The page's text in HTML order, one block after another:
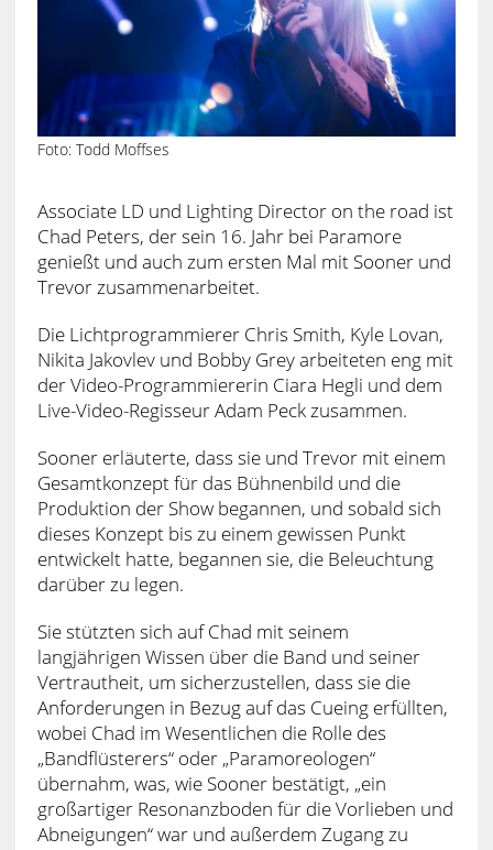
Foto: Todd Moffses
Associate LD und Lighting Director on the road ist
Chad Peters, der sein 16. Jahr bei Paramore
genießt und auch zum ersten Mal mit Sooner und
Trevor zusammenarbeitet.
Die Lichtprogrammierer Chris Smith, Kyle Lovan,
Nikita Jakovlev und Bobby Grey arbeiteten eng mit
der Video-Programmiererin Ciara Hegli und dem
Live-Video-Regisseur Adam Peck zusammen.
Sooner erläuterte, dass sie und Trevor mit einem
Gesamtkonzept für das Bühnenbild und die
Produktion der Show begannen, und sobald sich
dieses Konzept bis zu einem gewissen Punkt
entwickelt hatte, begannen sie, die Beleuchtung
darüber zu legen.
Sie stützten sich auf Chad mit seinem
langjährigen Wissen über die Band und seiner
Vertrautheit, um sicherzustellen, dass sie die
Anforderungen in Bezug auf das Cueing erfüllten,
wobei Chad im Wesentlichen die Rolle des
„Bandflüsterers“ oder „Paramoreologen“
übernahm, was, wie Sooner bestätigt, „ein
großartiger Resonanzboden für die Vorlieben und
Abneigungen“ war und außerdem Zugang zu